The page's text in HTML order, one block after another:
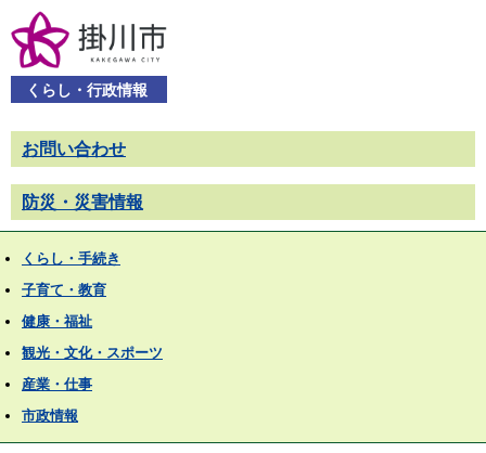
くらし・行政情報
お問い合わせ
防災・災害情報
くらし・手続き
子育て・教育
健康・福祉
観光・文化・スポーツ
産業・仕事
市政情報